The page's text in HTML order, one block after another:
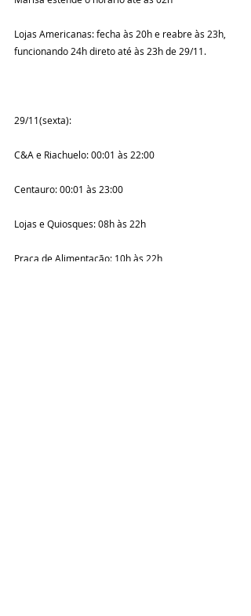
Lojas Americanas: fecha às 20h e reabre às 23h,
funcionando 24h direto até às 23h de 29/11.
29/11(sexta):
C&A e Riachuelo: 00:01 às 22:00
Centauro: 00:01 às 23:00
Lojas e Quiosques: 08h às 22h
Praça de Alimentação: 10h às 22h